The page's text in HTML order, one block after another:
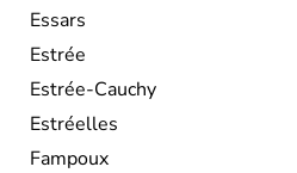
Essars
Estrée
Estrée-Cauchy
Estréelles
Fampoux